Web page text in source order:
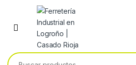
Skip to navigation
Skip to content
Buscar por: